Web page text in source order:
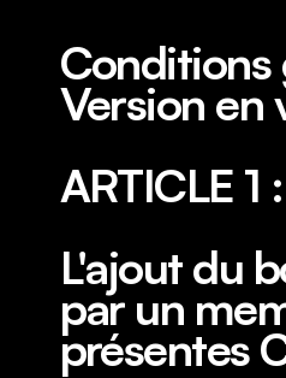
Conditions
Version en
ARTICLE 1
L'ajout du
par un
présentes